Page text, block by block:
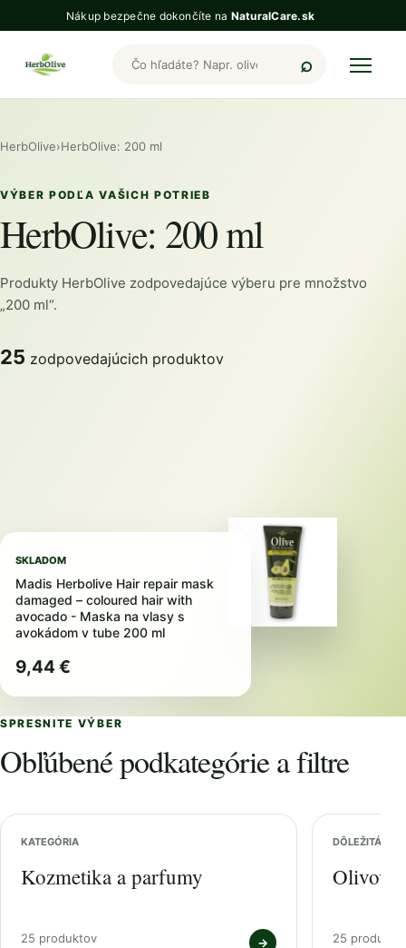
Nákup bezpečne dokončíte na NaturalCare.sk
Hľadať produkty HerbOlive
HerbOlive›HerbOlive: 200 ml
VÝBER PODĽA VAŠICH POTRIEB
HerbOlive: 200 ml
Produkty HerbOlive zodpovedajúce výberu pre množstvo
„200 ml“.
25 zodpovedajúcich produktov
SKLADOM
Madis Herbolive Hair repair mask
damaged – coloured hair with
avocado - Maska na vlasy s
avokádom v tube 200 ml
9,44 €
SPRESNITE VÝBER
Obľúbené podkategórie a filtre
KATEGÓRIA
Kozmetika a parfumy
25 produktov →
DÔLEŽITÁ
Olivový
25